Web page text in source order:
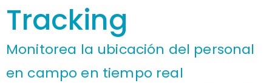
Tracking
Monitorea la ubicación del personal
en campo en tiempo real